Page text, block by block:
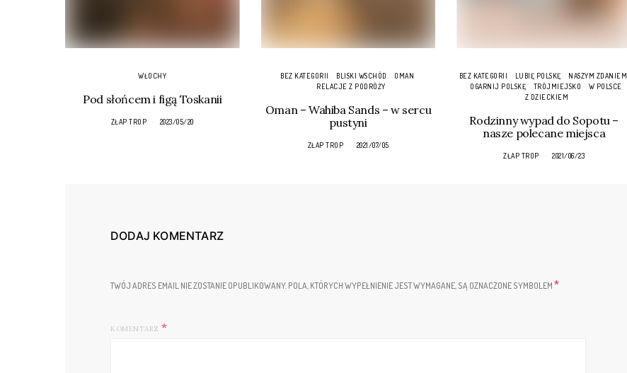
WŁOCHY
Pod słońcem i figą Toskanii
ZŁAP TROP 2023/05/20
BEZ KATEGORII BLISKI WSCHÓD
OMAN
RELACJE Z PODRÓŻY
Oman – Wahiba Sands – w sercu
pustyni
ZŁAP TROP 2021/07/05
BEZ KATEGORII LUBIĘ POLSKĘ
NASZYM ZDANIEM
OGARNIJ POLSKĘ
TRÓJMIEJSKO
W POLSCE
Z DZIECKIEM
Rodzinny wypad do Sopotu –
nasze polecane miejsca
ZŁAP TROP 2021/06/23
DODAJ KOMENTARZ
TWÓJ ADRES EMAIL NIE ZOSTANIE OPUBLIKOWANY. POLA, KTÓRYCH WYPEŁNIENIE JEST WYMAGANE, SĄ OZNACZONE SYMBOLEM *
KOMENTARZ